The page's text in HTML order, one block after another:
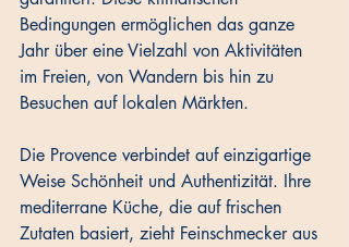
Bedingungen ermöglichen das ganze
Jahr über eine Vielzahl von Aktivitäten
im Freien, von Wandern bis hin zu
Besuchen auf lokalen Märkten.
Die Provence verbindet auf einzigartige
Weise Schönheit und Authentizität. Ihre
mediterrane Küche, die auf frischen
Zutaten basiert, zieht Feinschmecker aus